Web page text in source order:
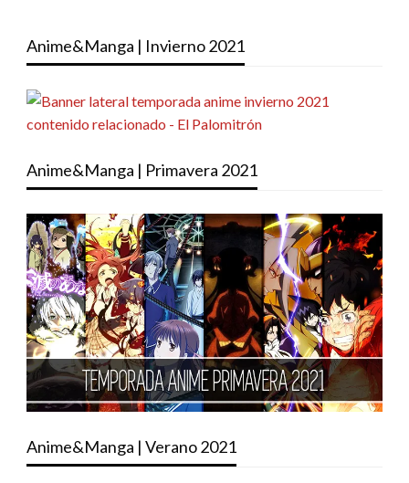
Anime&Manga | Invierno 2021
Anime&Manga | Primavera 2021
Anime&Manga | Verano 2021